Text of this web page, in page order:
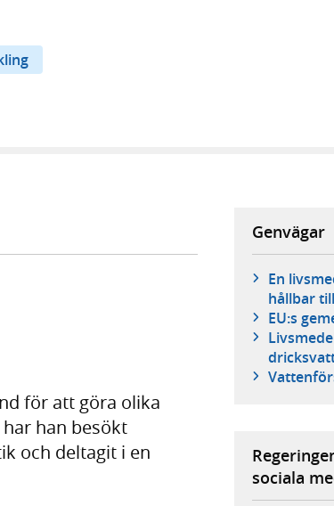
Genvägar
En
hållbar
EU:s
sociala
för att göra olika
han besökt
och deltagit i en